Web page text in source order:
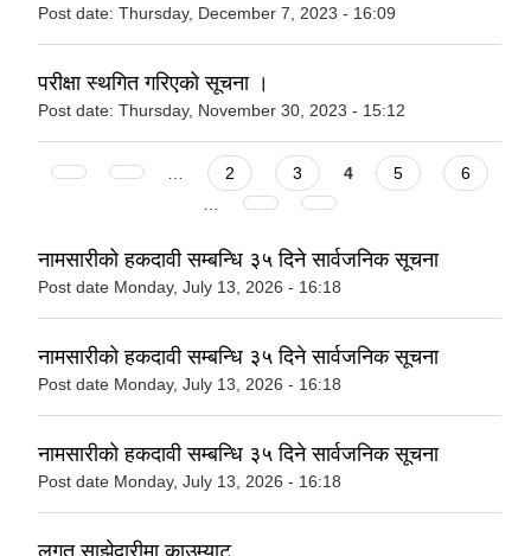
Post date: Thursday, December 7, 2023 - 16:09
परीक्षा स्थगित गरिएको सूचना ।
Post date: Thursday, November 30, 2023 - 15:12
Pages 2 3 4 5
6
नामसारीको हकदावी सम्बन्धि ३५ दिने सार्वजनिक सूचना
Post date Monday, July 13, 2026 - 16:18
नामसारीको हकदावी सम्बन्धि ३५ दिने सार्वजनिक सूचना
Post date Monday, July 13, 2026 - 16:18
नामसारीको हकदावी सम्बन्धि ३५ दिने सार्वजनिक सूचना
Post date Monday, July 13, 2026 - 16:18